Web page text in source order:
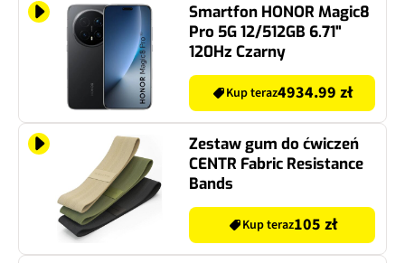
Smartfon HONOR Magic8
Pro 5G 12/512GB 6.71"
120Hz Czarny
Kup teraz4934.99 zł
Zestaw gum do ćwiczeń
CENTR Fabric Resistance
Bands
Kup teraz105 zł